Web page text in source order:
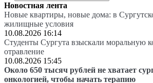
Новостная лента
Новые квартиры, новые дома: в
жилищные условия
10.08.2026 16:14
Студенты Сургута взыскали моральную
отравление
10.08.2026 15:45
Около 650 тысяч рублей не хватает
онкологией, чтобы начать терапию